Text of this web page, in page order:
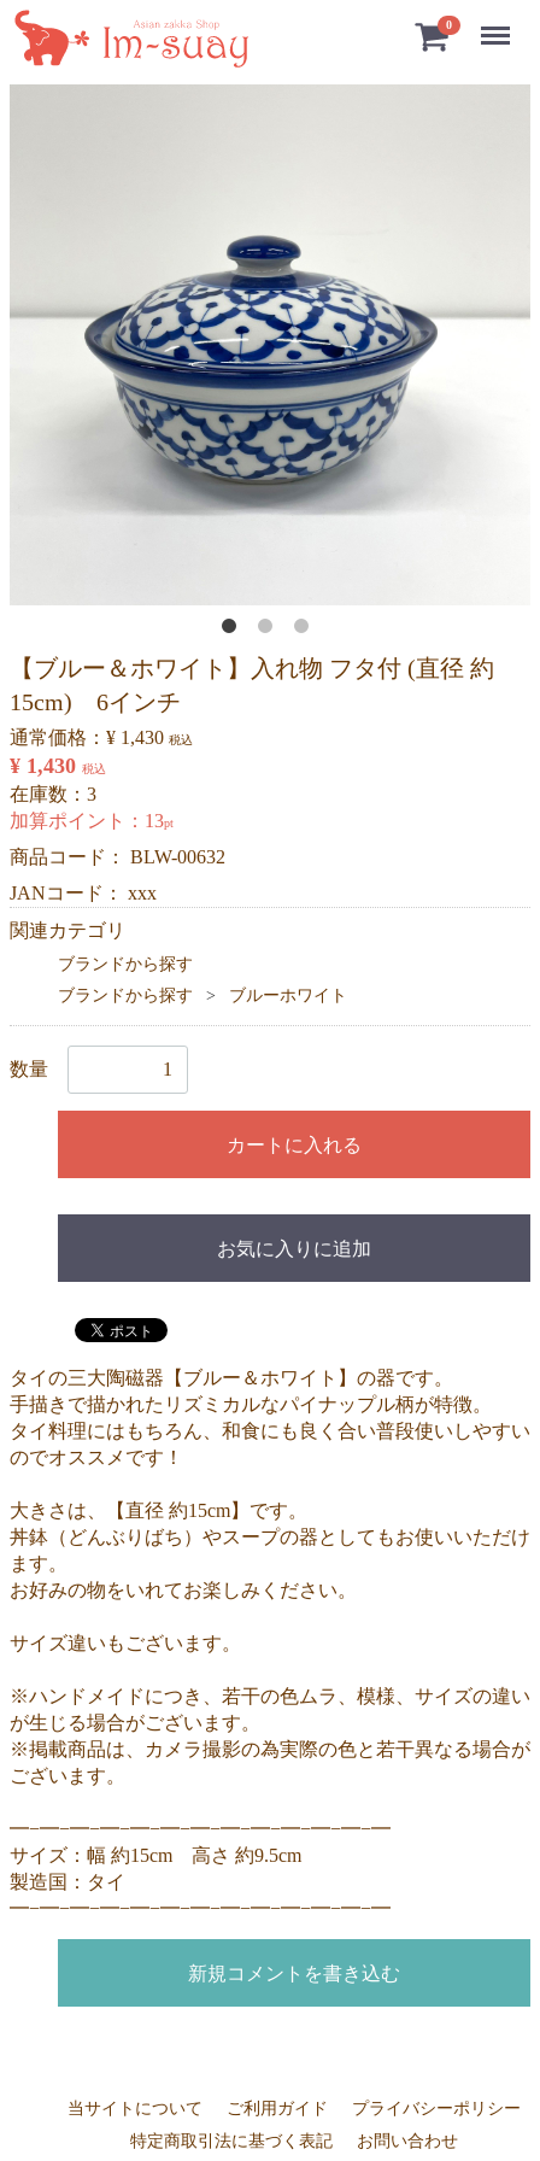
0 Menu
【ブルー＆ホワイト】入れ物 フタ付 (直径 約
15cm) 6インチ
通常価格： ¥ 1,430 税込
¥ 1,430 税込
在庫数：3
加算ポイント： 13pt
商品コード： BLW-00632
JANコード： xxx
関連カテゴリ
ブランドから探す
ブランドから探す
ブルーホワイト
数量
カートに入れる
お気に入りに追加
タイの三大陶磁器【ブルー＆ホワイト】の器です。
手描きで描かれたリズミカルなパイナップル柄が特徴。
タイ料理にはもちろん、和食にも良く合い普段使いしやすい
のでオススメです！
大きさは、【直径 約15cm】です。
丼鉢（どんぶりばち）やスープの器としてもお使いいただけ
ます。
お好みの物をいれてお楽しみください。
サイズ違いもございます。
※ハンドメイドにつき、若干の色ムラ、模様、サイズの違い
が生じる場合がございます。
※掲載商品は、カメラ撮影の為実際の色と若干異なる場合が
ございます。
━−━−━−━−━−━−━−━−━−━−━−━−━
サイズ：幅 約15cm 高さ 約9.5cm
製造国：タイ
━−━−━−━−━−━−━−━−━−━−━−━−━
新規コメントを書き込む
当サイトについて ご利用ガイド
プライバシーポリシー
特定商取引法に基づく表記
お問い合わせ